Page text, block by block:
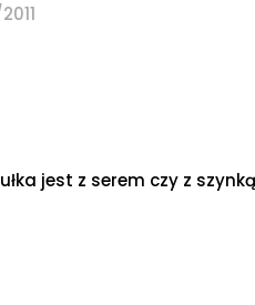
jest z serem czy z